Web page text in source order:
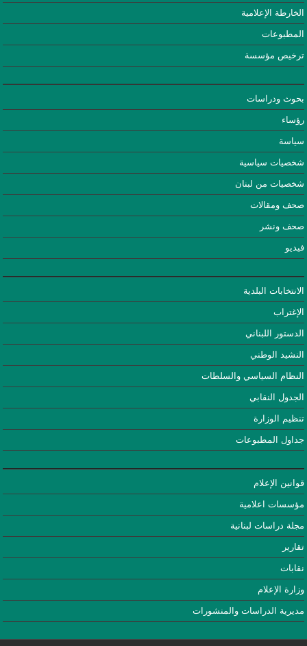
الخارطة الإعلامية
المطبوعات
ترخيص مؤسسة
بحوث ودراسات
رؤساء
سياسة
شخصيات سياسية
شخصيات من لبنان
صحف ومقالات
صحف ونشر
فيديو
الانتخابات البلدية
الإغتراب
الدستور اللبناني
النشيد الوطني
النظام السياسي والسلطات
الجدول النقابي
تنظيم الوزارة
جداول المطبوعات
قوانين الإعلام
مؤسسات اعلامية
مجلة دراسات لبنانية
تقارير
نقابات
وزارة الإعلام
مديرية الدراسات والمنشورات